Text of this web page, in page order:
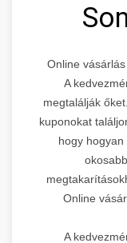
Online
A
megtalálják
kuponokat
hogy
Online
A